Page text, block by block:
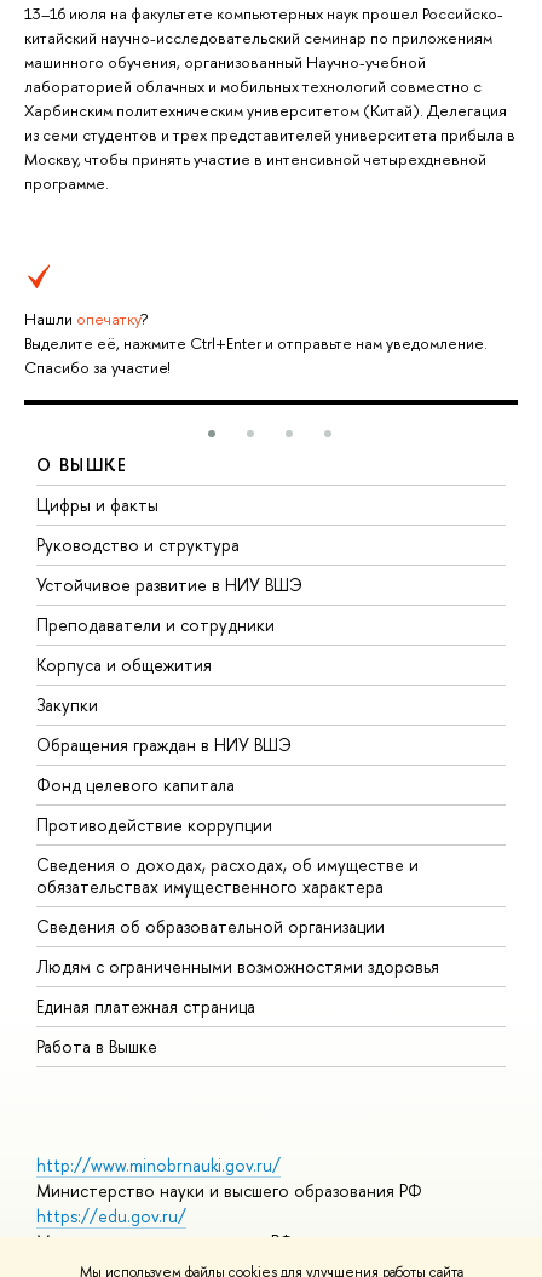
Мы используем файлы cookies для улучшения работы сайта
13–16 июля на факультете компьютерных наук прошел Российско-
китайский научно-исследовательский семинар по приложениям
машинного обучения, организованный Научно-учебной
лабораторией облачных и мобильных технологий совместно с
Харбинским политехническим университетом (Китай). Делегация
из семи студентов и трех представителей университета прибыла в
Москву, чтобы принять участие в интенсивной четырехдневной
программе.
Нашли опечатку?
Выделите её, нажмите Ctrl+Enter и отправьте нам уведомление.
Спасибо за участие!
О ВЫШКЕ
Цифры и факты
Руководство и структура
Устойчивое развитие в НИУ ВШЭ
Преподаватели и сотрудники
Корпуса и общежития
Закупки
Обращения граждан в НИУ ВШЭ
Фонд целевого капитала
Противодействие коррупции
Сведения о доходах, расходах, об имуществе и
обязательствах имущественного характера
Сведения об образовательной организации
Людям с ограниченными возможностями здоровья
Единая платежная страница
Работа в Вышке
http://www.minobrnauki.gov.ru/
Министерство науки и высшего образования РФ
https://edu.gov.ru/
Министерство просвещения РФ
https://elearning.hse.ru/mooc